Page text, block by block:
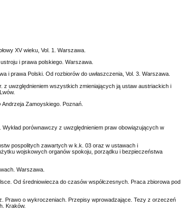
XV wieku, Vol. 1. Warszawa.
i prawa polskiego. Warszawa.
i prawa Polski. Od rozbiorów do uwłaszczenia, Vol. 3. Warszawa.
z uwzględnieniem wszystkich zmieniających ją ustaw austriackich i
Zamoyskiego. Poznań.
porównawczy z uwzględnieniem praw obowiązujących w
pospolitych zawartych w k.k. 03 oraz w ustawach i
wojskowych organów spokoju, porządku i bezpieczeństwa
Warszawa.
Od średniowiecza do czasów współczesnych. Praca zbiorowa pod
Prawo o wykroczeniach. Przepisy wprowadzające. Tezy z orzeczeń
Kraków.